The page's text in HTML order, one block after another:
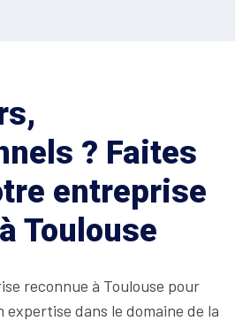
? Faites
entreprise
Toulouse
reconnue à Toulouse pour
dans le domaine de la